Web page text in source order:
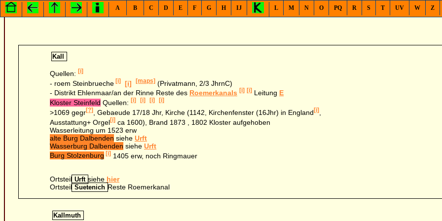
A B C D E F G H IJ L M N O PQ R S T UV W Z
Kall
Quellen: [i]
- roem Steinbrueche [i] [i] [maps] (Privatmann, 2/3 JhrnC)
- Distrikt Ehlenmaar/an der Rinne Reste des Roemerkanals [i] [i] Leitung E
Kloster Steinfeld Quellen: [i] [i] [i] [i]
>1069 gegr[?] , Gebaeude 17/18 Jhr, Kirche (1142, Kirchenfenster (16Jhr) in England [i]
Ausstattung+ Orgel[i] ca 1600), Brand 1873 , 1802 Kloster aufgehoben
Wasserleitung um 1523 erw
alte Burg Dalbenden siehe Urft
Wasserburg Dalbenden siehe Urft
Burg Stolzenburg [i] 1405 erw, noch Ringmauer
Ortsteil Urft siehe hier
Ortsteil Suetenich Reste Roemerkanal
Kallmuth